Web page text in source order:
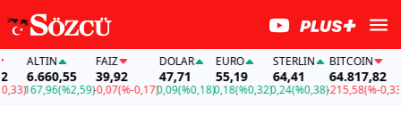
ALTIN
6.660,55
167,96(%2,59)
FAİZ
39,92
-0,07(%-0,17)
DOLAR
47,71
0,09(%0,18)
EURO
55,19
0,18(%0,32)
STERLIN
64,41
0,24(%0,38)
BITCOIN
64.817,82
-215,58(%-0,33)